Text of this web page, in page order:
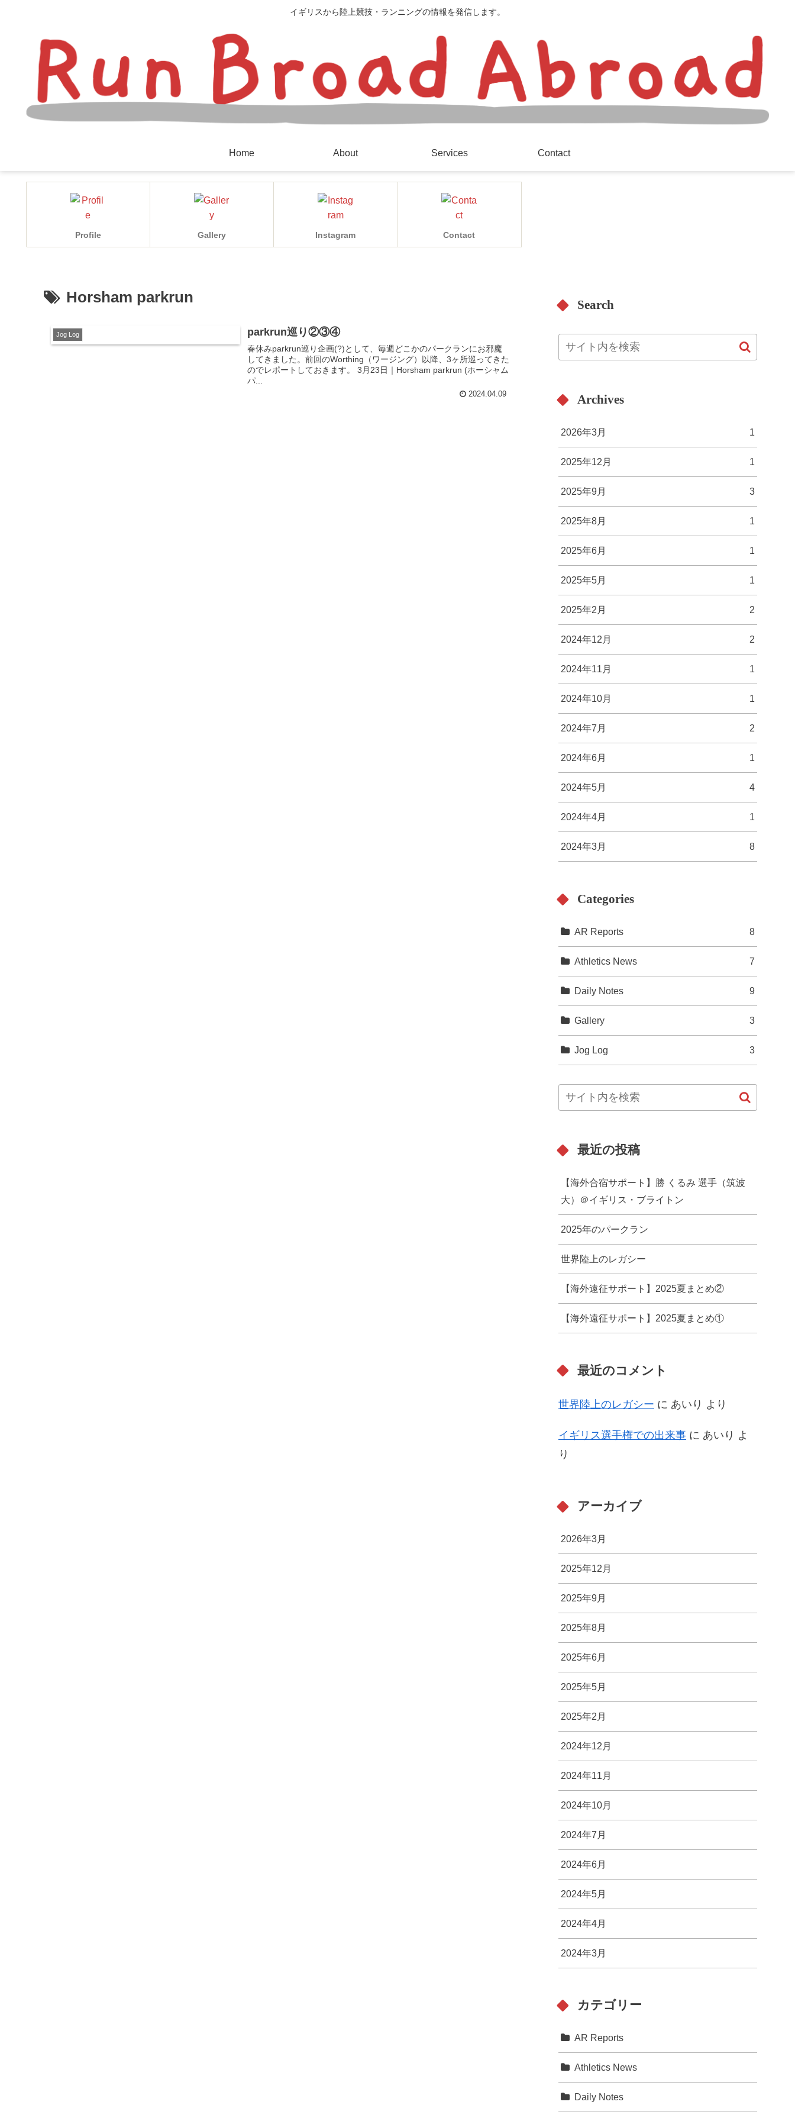
イギリスから陸上競技・ランニングの情報を発信します。
Home About Services Contact
Profile Gallery Instagram Contact
Horsham parkrun
Jog Log parkrun巡り②③④
春休みparkrun巡り企画(?)として、毎週どこかのパークランにお邪魔
してきました。前回のWorthing（ワージング）以降、3ヶ所巡ってきた
のでレポートしておきます。 3月23日｜Horsham parkrun (ホーシャム
パ...
2024.04.09
Search
Archives
2026年3月 1
2025年12月 1
2025年9月 3
2025年8月 1
2025年6月 1
2025年5月 1
2025年2月 2
2024年12月 2
2024年11月 1
2024年10月 1
2024年7月 2
2024年6月 1
2024年5月 4
2024年4月 1
2024年3月 8
Categories
AR Reports 8
Athletics News 7
Daily Notes 9
Gallery 3
Jog Log 3
最近の投稿
【海外合宿サポート】勝 くるみ 選手（筑波
大）＠イギリス・ブライトン
2025年のパークラン
世界陸上のレガシー
【海外遠征サポート】2025夏まとめ②
【海外遠征サポート】2025夏まとめ①
最近のコメント
世界陸上のレガシー に あいり より
イギリス選手権での出来事 に あいり よ
り
アーカイブ
2026年3月
2025年12月
2025年9月
2025年8月
2025年6月
2025年5月
2025年2月
2024年12月
2024年11月
2024年10月
2024年7月
2024年6月
2024年5月
2024年4月
2024年3月
カテゴリー
AR Reports
Athletics News
Daily Notes